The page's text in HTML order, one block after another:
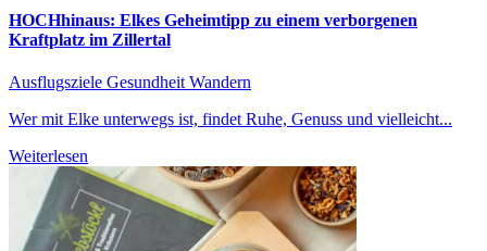
HOCHhinaus: Elkes Geheimtipp zu einem verborgenen
Kraftplatz im Zillertal
Ausflugsziele Gesundheit Wandern
Wer mit Elke unterwegs ist, findet Ruhe, Genuss und vielleicht...
Weiterlesen